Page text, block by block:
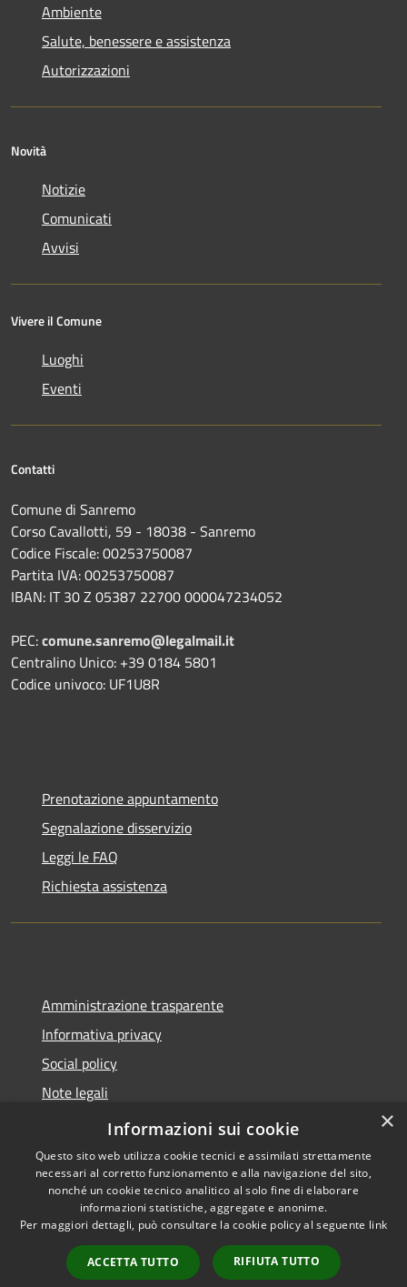
Ambiente
Salute, benessere e assistenza
Autorizzazioni
Novità
Notizie
Comunicati
Avvisi
Vivere il Comune
Luoghi
Eventi
Contatti
Comune di Sanremo
Corso Cavallotti, 59 - 18038 - Sanremo
Codice Fiscale: 00253750087
Partita IVA: 00253750087
IBAN: IT 30 Z 05387 22700 000047234052
PEC:comune.sanremo@legalmail.it
Centralino Unico: +39 0184 5801
Codice univoco: UF1U8R
Prenotazione appuntamento
Segnalazione disservizio
Leggi le FAQ
Richiesta assistenza
Amministrazione trasparente
Informativa privacy
Social policy
Note legali
Dichiarazione di accessibilità
Accessibilità
Copyright © 2026 • Comune di
Sanremo • Powered by
Municipium•
Accesso
redazione
×
Informazioni sui cookie
Questo sito web utilizza cookie tecnici e assimilati strettamente
necessari al corretto funzionamento e alla navigazione del sito,
nonché un cookie tecnico analitico al solo fine di elaborare
informazioni statistiche, aggregate e anonime.
Per maggiori dettagli, può consultare la cookie policy al seguente link
ACCETTA TUTTO RIFIUTA TUTTO